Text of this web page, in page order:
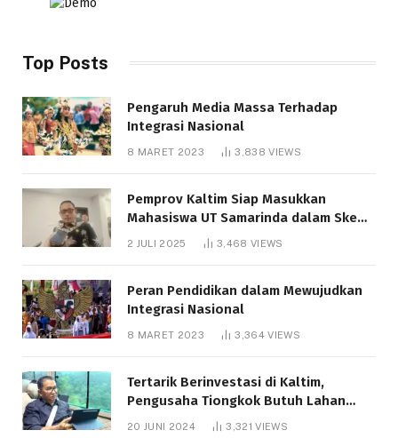
Top Posts
Pengaruh Media Massa Terhadap
Integrasi Nasional
8 MARET 2023 3,838VIEWS
Pemprov Kaltim Siap Masukkan
Mahasiswa UT Samarinda dalam Skema
Bantuan Pendidikan Gratispol
2 JULI 2025 3,468 VIEWS
Peran Pendidikan dalam Mewujudkan
Integrasi Nasional
8 MARET 2023 3,364VIEWS
Tertarik Berinvestasi di Kaltim,
Pengusaha Tiongkok Butuh Lahan
1.000 Hektare
20 JUNI 2024 3,321VIEWS